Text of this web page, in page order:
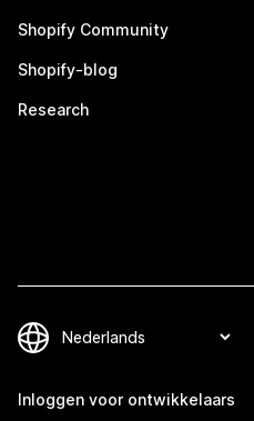
Shopify Community
Shopify-blog
Research
Inloggen voor ontwikkelaars